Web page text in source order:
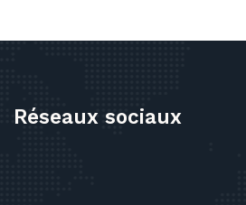
Réseaux sociaux